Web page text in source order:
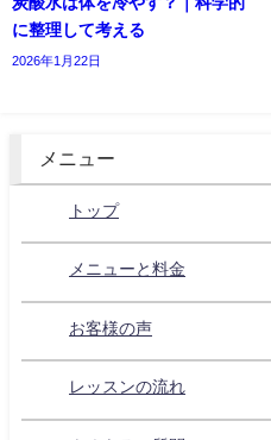
に整理して考える
2026年1月22日
メニュー
トップ
メニューと料金
お客様の声
レッスンの流れ